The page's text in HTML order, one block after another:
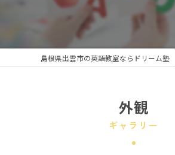
島根県出雲市の英語教室ならドリーム塾
ギャラリー
外観